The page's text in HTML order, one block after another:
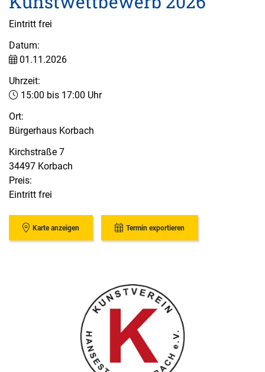
Eintritt frei
Datum:
01.11.2026
Uhrzeit:
15:00 bis 17:00 Uhr
Ort:
Bürgerhaus Korbach
Kirchstraße 7
34497 Korbach
Preis:
Eintritt frei
Karte anzeigen Termin exportieren